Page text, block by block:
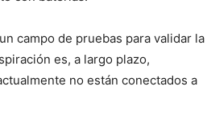
campo de pruebas para validar la
es, a largo plazo,
no están conectados a